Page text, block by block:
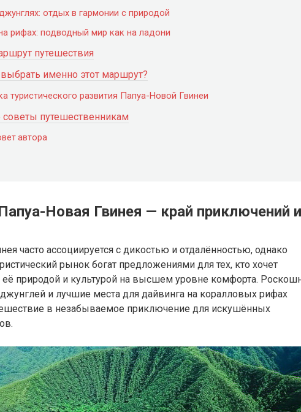
отдых в гармонии с природой
рифах: подводный мир как на ладони
путешествия
именно этот маршрут?
туристического развития Папуа-Новой Гвинеи
советы путешественникам
автора
Новая Гвинея — край приключений и
часто ассоциируется с дикостью и отдалённостью, однако
рынок богат предложениями для тех, кто хочет
её природой и культурой на высшем уровне комфорта.
и лучшие места для дайвинга на коралловых рифах
в незабываемое приключение для искушённых